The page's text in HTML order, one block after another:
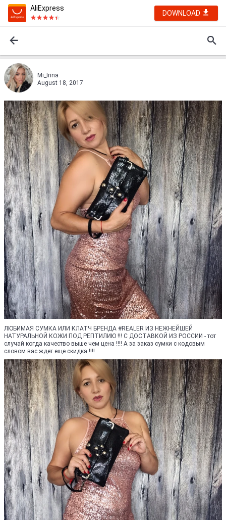
AliExpress
DOWNLOAD
Mi_Irina
August 18, 2017
ЛЮБИМАЯ СУМКА ИЛИ КЛАТЧ БРЕНДА #REALER ИЗ НЕЖНЕЙШЕЙ
НАТУРАЛЬНОЙ КОЖИ ПОД РЕПТИЛИЮ !!! С ДОСТАВКОЙ ИЗ РОССИИ - тот
случай когда качество выше чем цена !!!! А за заказ сумки с кодовым
словом вас ждет еще скидка !!!!